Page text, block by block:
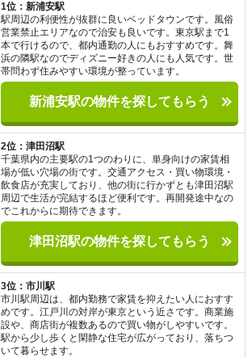
1位：新浦安駅
駅周辺の利便性が抜群に良いベッドタウンです。風俗
営業禁止エリアなので治安も良いです。東京駅まで1
本で行けるので、都内通勤の人にもおすすめです。舞
浜の隣駅なのでディズニー好きの人にも人気です。世
帯問わず住みやすい環境が整っています。
新浦安駅の物件を探してもらう
2位：津田沼駅
千葉県内の主要駅の1つのわりに、単身向けの家賃相
場が低い穴場の街です。交通アクセス・買い物環境・
飲食店が充実しており、他の街に行かずとも津田沼駅
周辺で生活が完結するほど便利です。再開発途中なの
でこれからに期待できます。
津田沼駅の物件を探してもらう
3位：市川駅
市川駅周辺は、都内勤務で家賃を抑えたい人におすす
めです。江戸川の対岸が東京という近さです。商業施
設や、商店街が複数あるので買い物がしやすいです。
駅から少し歩くと閑静な住宅が広がっており、落ちつ
いて暮らせます。